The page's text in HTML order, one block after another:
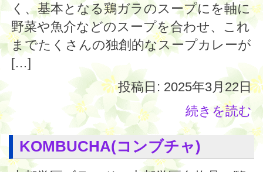
く、基本となる鶏ガラのスープにを軸に
野菜や魚介などのスープを合わせ、これ
までたくさんの独創的なスープカレーが
[…]
投稿日: 2025年3月22日
続きを読む
KOMBUCHA(コンブチャ)